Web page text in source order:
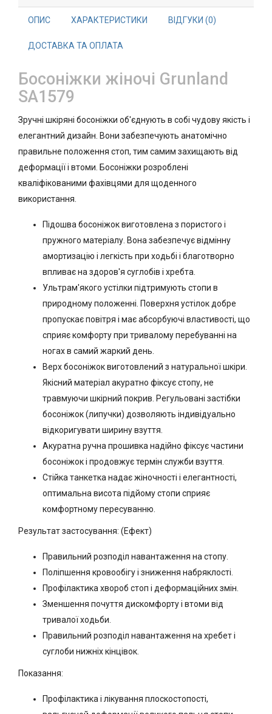
ОПИС ХАРАКТЕРИСТИКИ ВІДГУКИ (0)
ДОСТАВКА ТА ОПЛАТА
Босоніжки жіночі Grunland
SA1579
Зручні шкіряні босоніжки об'єднують в собі чудову якість і
елегантний дизайн. Вони забезпечують анатомічно
правильне положення стоп, тим самим захищають від
деформації і втоми. Босоніжки розроблені
кваліфікованими фахівцями для щоденного
використання.
Підошва босоніжок виготовлена ​​з пористого і
пружного матеріалу. Вона забезпечує відмінну
амортизацію і легкість при ходьбі і благотворно
впливає на здоров'я суглобів і хребта.
Ультрам'якого устілки підтримують стопи в
природному положенні. Поверхня устілок добре
пропускає повітря і має абсорбуючі властивості, що
сприяє комфорту при тривалому перебуванні на
ногах в самий жаркий день.
Верх босоніжок виготовлений з натуральної шкіри.
Якісний матеріал акуратно фіксує стопу, не
травмуючи шкірний покрив. Регульовані застібки
босоніжок (липучки) дозволяють індивідуально
відкоригувати ширину взуття.
Акуратна ручна прошивка надійно фіксує частини
босоніжок і продовжує термін служби взуття.
Стійка танкетка надає жіночності і елегантності,
оптимальна висота підйому стопи сприяє
комфортному пересуванню.
Результат застосування: (Ефект)
Правильний розподіл навантаження на стопу.
Поліпшення кровообігу і зниження набряклості.
Профілактика хвороб стоп і деформаційних змін.
Зменшення почуття дискомфорту і втоми від
тривалої ходьби.
Правильний розподіл навантаження на хребет і
суглоби нижніх кінцівок.
Показання:
Профілактика і лікування плоскостопості,